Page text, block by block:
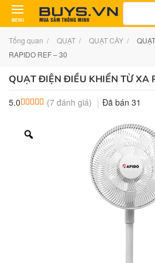
MENU
Tìm
Tổng quan QUẠT QUẠT CÂY
RAPIDO REF – 30
QUẠT ĐIỆN ĐIỀU KHIỂN TỪ XA
5.0 5.0 trên 5 dựa trên
7 đánh giá
(7 đánh giá) Đã bán 31